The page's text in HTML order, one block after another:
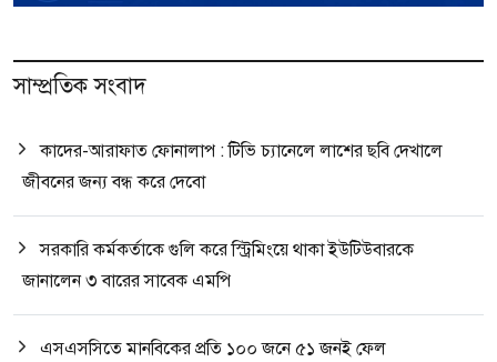
সাম্প্রতিক সংবাদ
কাদের-আরাফাত ফোনালাপ : টিভি চ্যানেলে লাশের ছবি দেখালে
জীবনের জন্য বন্ধ করে দেবো
সরকারি কর্মকর্তাকে গুলি করে স্ট্রিমিংয়ে থাকা ইউটিউবারকে
জানালেন ৩ বারের সাবেক এমপি
এসএসসিতে মানবিকের প্রতি ১০০ জনে ৫১ জনই ফেল